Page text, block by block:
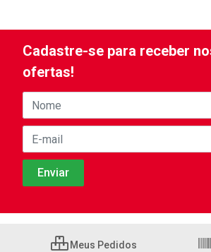
Cadastre-se para receber
ofertas!
Meus Pedidos